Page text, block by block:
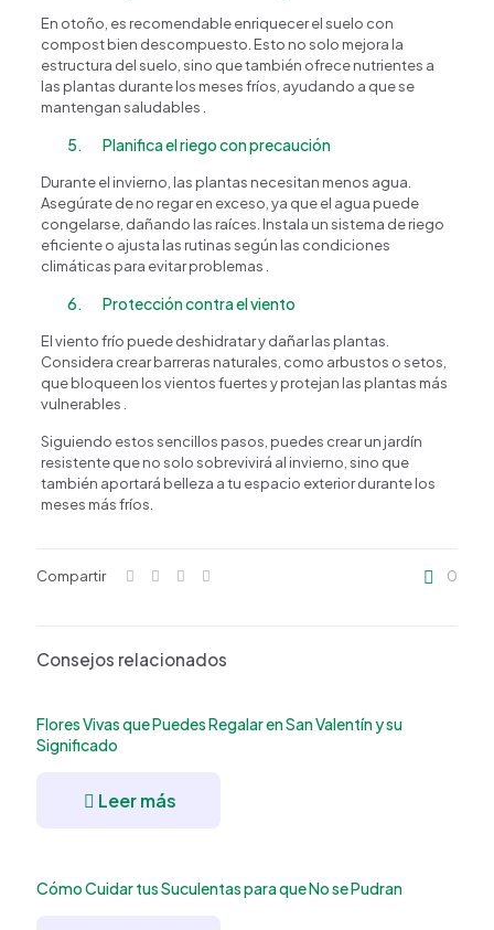
En otoño, es recomendable enriquecer el suelo con
compost bien descompuesto. Esto no solo mejora la
estructura del suelo, sino que también ofrece nutrientes a
las plantas durante los meses fríos, ayudando a que se
mantengan saludables .
5. Planifica el riego con precaución
Durante el invierno, las plantas necesitan menos agua.
Asegúrate de no regar en exceso, ya que el agua puede
congelarse, dañando las raíces. Instala un sistema de riego
eficiente o ajusta las rutinas según las condiciones
climáticas para evitar problemas .
6. Protección contra el viento
El viento frío puede deshidratar y dañar las plantas.
Considera crear barreras naturales, como arbustos o setos,
que bloqueen los vientos fuertes y protejan las plantas más
vulnerables .
Siguiendo estos sencillos pasos, puedes crear un jardín
resistente que no solo sobrevivirá al invierno, sino que
también aportará belleza a tu espacio exterior durante los
meses más fríos.
Compartir 0
Consejos relacionados
Flores Vivas que Puedes Regalar en San Valentín y su
Significado
Leer más
Cómo Cuidar tus Suculentas para que No se Pudran